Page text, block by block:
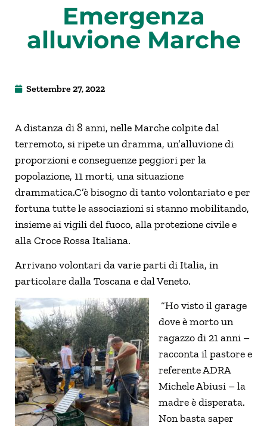
Emergenza
alluvione Marche
Settembre 27, 2022
A distanza di 8 anni, nelle Marche colpite dal
terremoto, si ripete un dramma, un’alluvione di
proporzioni e conseguenze peggiori per la
popolazione, 11 morti, una situazione
drammatica.C’è bisogno di tanto volontariato e per
fortuna tutte le associazioni si stanno mobilitando,
insieme ai vigili del fuoco, alla protezione civile e
alla Croce Rossa Italiana.
Arrivano volontari da varie parti di Italia, in
particolare dalla Toscana e dal Veneto.
“Ho visto il garage
dove è morto un
ragazzo di 21 anni –
racconta il pastore e
referente ADRA
Michele Abiusi – la
madre è disperata.
Non basta saper